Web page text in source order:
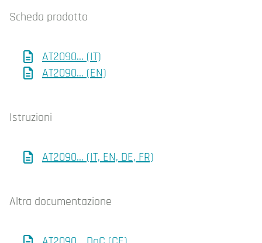
Scheda prodotto
AT2090... (IT)
AT2090... (EN)
Istruzioni
AT2090... (IT, EN, DE, FR)
Altra documentazione